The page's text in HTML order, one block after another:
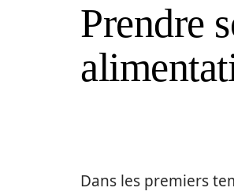
Prendre
Dans les premiers